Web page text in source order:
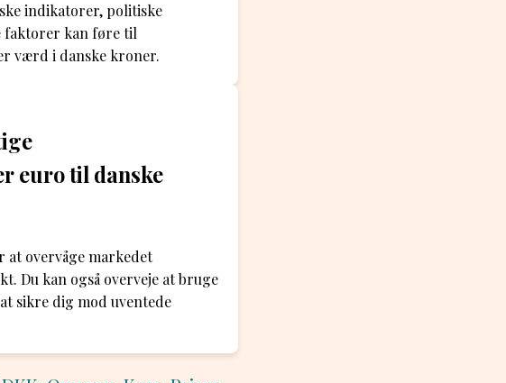
indikatorer, politiske
faktorer kan føre til
værd i danske kroner.
euro til danske
at overvåge markedet
Du kan også overveje at bruge
sikre dig mod uventede